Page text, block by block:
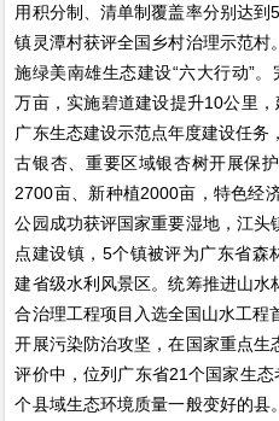
用积分制、清单制覆盖率分别达
镇灵潭村获评全国乡村治理示范
施绿美南雄生态建设“六大行动”
万亩，实施碧道建设提升10公里
广东生态建设示范点年度建设任
古银杏、重要区域银杏树开展保
2700亩、新种植2000亩，特色经
公园成功获评国家重要湿地，江
点建设镇，5个镇被评为广东省森
建省级水利风景区。统筹推进山
合治理工程项目入选全国山水工程
开展污染防治攻坚，在国家重点
评价中，位列广东省21个国家生
个县域生态环境质量一般变好的